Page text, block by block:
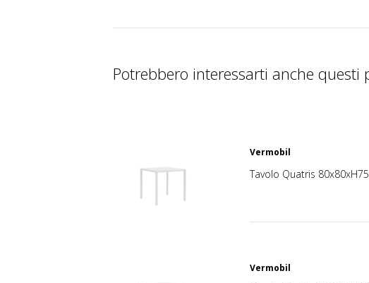
Potrebbero interessarti anche questi
Vermobil
Tavolo Quatris
Vermobil